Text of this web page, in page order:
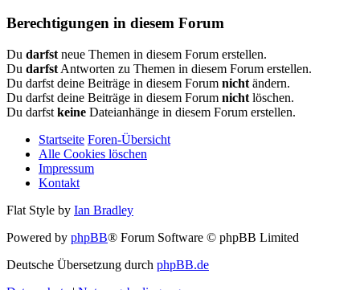
Berechtigungen in diesem Forum
Du darfst neue Themen in diesem Forum erstellen.
Du darfst Antworten zu Themen in diesem Forum erstellen.
Du darfst deine Beiträge in diesem Forum nicht ändern.
Du darfst deine Beiträge in diesem Forum nicht löschen.
Du darfst keine Dateianhänge in diesem Forum erstellen.
Startseite Foren-Übersicht
Alle Cookies löschen
Impressum
Kontakt
Flat Style by Ian Bradley
Powered by phpBB® Forum Software © phpBB Limited
Deutsche Übersetzung durch phpBB.de